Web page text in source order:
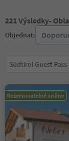
221 Výsledky-
Objednat:
Südtirol Guest Pass
Rezervovatelné online